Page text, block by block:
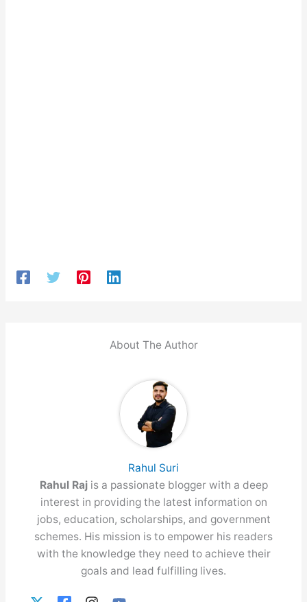
About The Author
Rahul Suri
Rahul Raj is a passionate blogger with a deep
interest in providing the latest information on
jobs, education, scholarships, and government
schemes. His mission is to empower his readers
with the knowledge they need to achieve their
goals and lead fulfilling lives.